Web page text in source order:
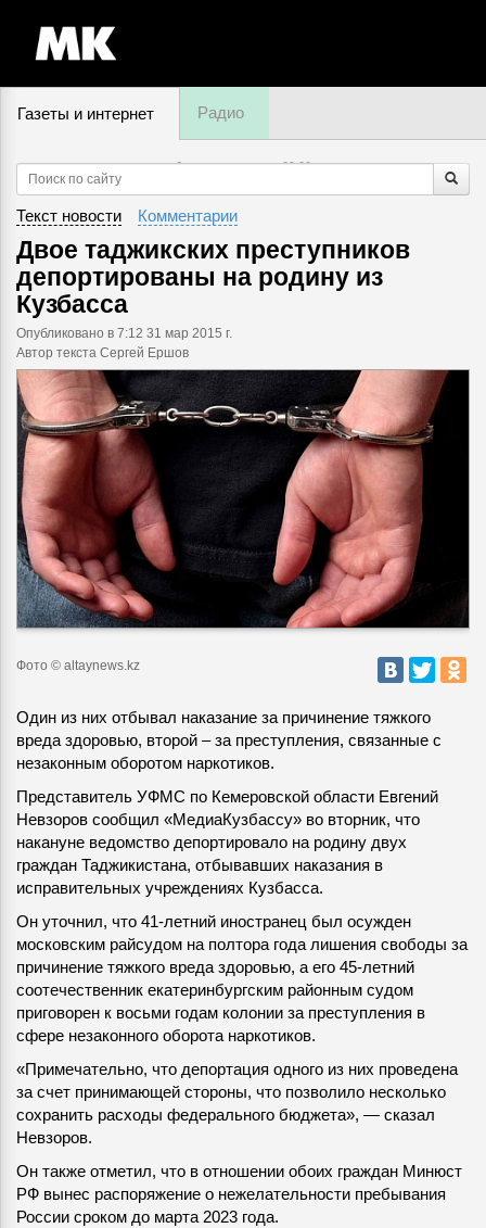
Газеты и интернет Радио
6 августа, четверг,09:20
Текст новости Комментарии
Двое таджикских преступников
депортированы на родину из
Кузбасса
Опубликовано в 7:12 31 мар 2015 г.
Автор текста Сергей Ершов
Фото © altaynews.kz
Один из них отбывал наказание за причинение тяжкого
вреда здоровью, второй – за преступления, связанные с
незаконным оборотом наркотиков.
Представитель УФМС по Кемеровской области Евгений
Невзоров сообщил «МедиаКузбассу» во вторник, что
накануне ведомство депортировало на родину двух
граждан Таджикистана, отбывавших наказания в
исправительных учреждениях Кузбасса.
Он уточнил, что 41-летний иностранец был осужден
московским райсудом на полтора года лишения свободы за
причинение тяжкого вреда здоровью, а его 45-летний
соотечественник екатеринбургским районным судом
приговорен к восьми годам колонии за преступления в
сфере незаконного оборота наркотиков.
«Примечательно, что депортация одного из них проведена
за счет принимающей стороны, что позволило несколько
сохранить расходы федерального бюджета», — сказал
Невзоров.
Он также отметил, что в отношении обоих граждан Минюст
РФ вынес распоряжение о нежелательности пребывания
России сроком до марта 2023 года.